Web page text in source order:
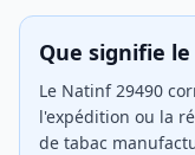
Que signifie
Le Natinf 29490
l'expédition ou la
de tabac